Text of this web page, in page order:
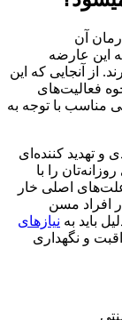
آن
این عارضه
از آنجایی که این
فعالیت‌های
مناسب با توجه به
تهدید کننده‌ای
را با
اصلی خار
افراد مسن
باید به نیازهای
و نگهداری